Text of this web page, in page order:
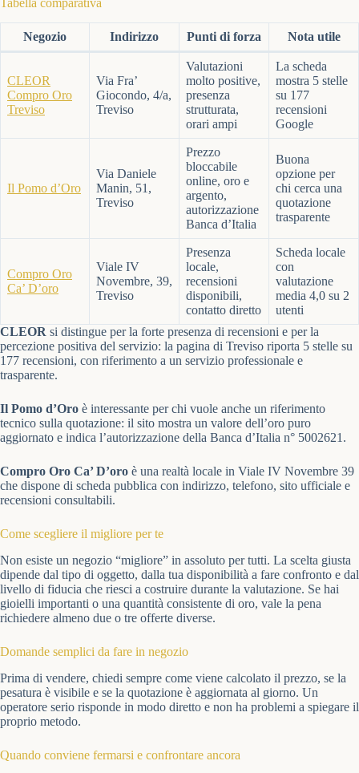
Tabella comparativa
Negozio Indirizzo Punti di forza Nota utile
CLEOR
Compro Oro
Treviso
Via Fra’
Giocondo, 4/a,
Treviso
Valutazioni
molto positive,
presenza
strutturata,
orari ampi
La scheda
mostra 5 stelle
su 177
recensioni
Google
Il Pomo d’Oro
Via Daniele
Manin, 51,
Treviso
Prezzo
bloccabile
online, oro e
argento,
autorizzazione
Banca d’Italia
Buona
opzione per
chi cerca una
quotazione
trasparente
Compro Oro
Ca’ D’oro
Viale IV
Novembre, 39,
Treviso
Presenza
locale,
recensioni
disponibili,
contatto diretto
Scheda locale
con
valutazione
media 4,0 su 2
utenti
CLEOR si distingue per la forte presenza di recensioni e per la
percezione positiva del servizio: la pagina di Treviso riporta 5 stelle su
177 recensioni, con riferimento a un servizio professionale e
trasparente.
Il Pomo d’Oro è interessante per chi vuole anche un riferimento
tecnico sulla quotazione: il sito mostra un valore dell’oro puro
aggiornato e indica l’autorizzazione della Banca d’Italia n° 5002621.
Compro Oro Ca’ D’oro è una realtà locale in Viale IV Novembre 39
che dispone di scheda pubblica con indirizzo, telefono, sito ufficiale e
recensioni consultabili.
Come scegliere il migliore per te
Non esiste un negozio “migliore” in assoluto per tutti. La scelta giusta
dipende dal tipo di oggetto, dalla tua disponibilità a fare confronto e dal
livello di fiducia che riesci a costruire durante la valutazione. Se hai
gioielli importanti o una quantità consistente di oro, vale la pena
richiedere almeno due o tre offerte diverse.
Domande semplici da fare in negozio
Prima di vendere, chiedi sempre come viene calcolato il prezzo, se la
pesatura è visibile e se la quotazione è aggiornata al giorno. Un
operatore serio risponde in modo diretto e non ha problemi a spiegare il
proprio metodo.
Quando conviene fermarsi e confrontare ancora